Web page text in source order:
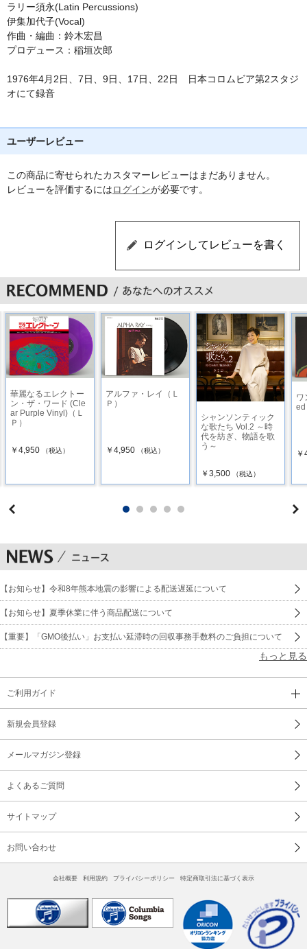
ラリー須永(Latin Percussions)
伊集加代子(Vocal)
作曲・編曲：鈴木宏昌
プロデュース：稲垣次郎
1976年4月2日、7日、9日、17日、22日 日本コロムビア第2スタジ
オにて録音
ユーザーレビュー
この商品に寄せられたカスタマーレビューはまだありません。
レビューを評価するにはログインが必要です。
華麗なるエレクトー
ン・ザ・ワード (Cle
ar Purple Vinyl)（Ｌ
Ｐ）
￥4,950 （税込）
アルファ・レイ（Ｌ
Ｐ）
￥4,950 （税込）
シャンソンティック
な歌たち Vol.2 ～時
代を紡ぎ、物語を歌
う～
￥3,500 （税込）
ワ
ed
【お知らせ】令和8年熊本地震の影響による配送遅延について
【お知らせ】夏季休業に伴う商品配送について
【重要】「GMO後払い」お支払い延滞時の回収事務手数料のご負担について
もっと見る
ご利用ガイド
新規会員登録
メールマガジン登録
よくあるご質問
サイトマップ
お問い合わせ
会社概要 利用規約 プライバシーポリシー 特定商取引法に基づく表示